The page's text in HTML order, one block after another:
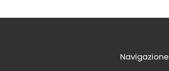
Navigazione